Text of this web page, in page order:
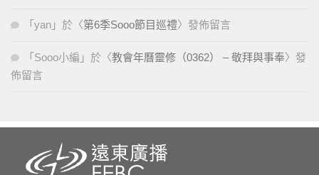
「 yan 」於〈第6季Sooo節目巡禮〉發佈留言
「 Sooo小編 」於〈教會年曆靈修（0362） – 敬拜與事奉〉發
佈留言